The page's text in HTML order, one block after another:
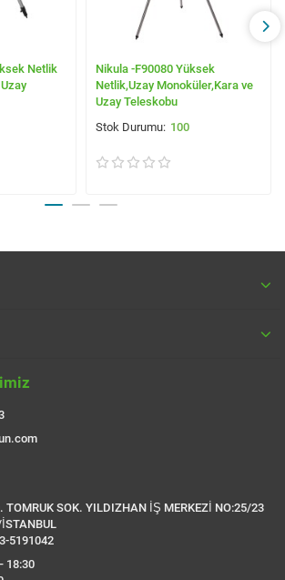
Netlik
Nikula -F90080 Yüksek
Netlik,Uzay Monoküler,Kara ve
Uzay Teleskobu
100
TOMRUK SOK. YILDIZHAN İŞ MERKEZİ NO:25/23
5191042
18:30